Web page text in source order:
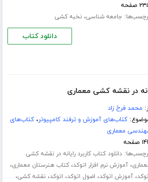
صفحه
جامعه شناسی،نخبه کشی
دانلود کتاب
در نقشه کشی معماری
محمد فرخ زاد
کتاب‌های آموزش و ترفند کامپیوتر،کتاب‌های
معماری
صفحه
دانلود کتاب کاربرد رایانه در نقشه کشی
،آموزش نرم افزار اتوکد،کتاب هنرستان معماری،
،آموزش اتوکد، اضول اتوکد، اتوکد،نقشه کشی،